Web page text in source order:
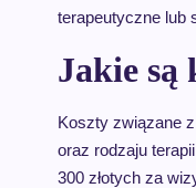
terapeutyczne lub
Jakie są
Koszty związane
oraz rodzaju
300 złotych za